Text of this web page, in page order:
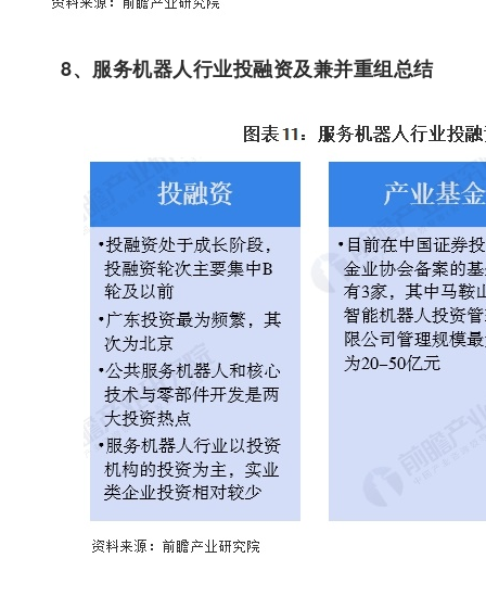
8、服务机器人行业投融资及兼并重组总结